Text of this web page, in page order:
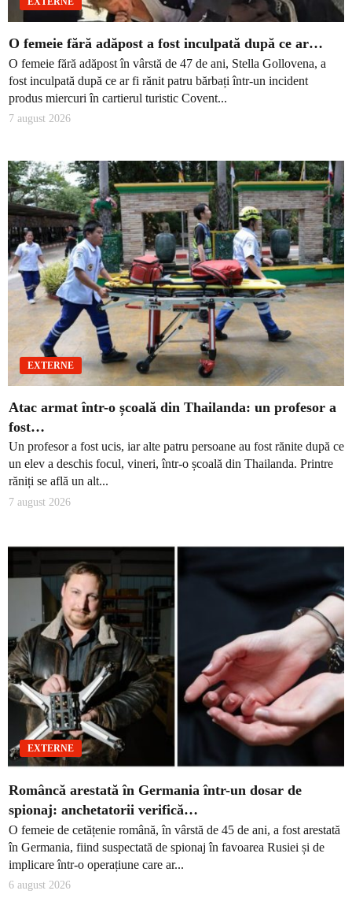
O femeie fără adăpost a fost inculpată după ce ar…
O femeie fără adăpost în vârstă de 47 de ani, Stella Gollovena, a
fost inculpată după ce ar fi rănit patru bărbați într-un incident
produs miercuri în cartierul turistic Covent...
7 august 2026
EXTERNE
Atac armat într-o școală din Thailanda: un profesor a
fost…
Un profesor a fost ucis, iar alte patru persoane au fost rănite după ce
un elev a deschis focul, vineri, într-o școală din Thailanda. Printre
răniți se află un alt...
7 august 2026
EXTERNE
Româncă arestată în Germania într-un dosar de
spionaj: anchetatorii verifică…
O femeie de cetățenie română, în vârstă de 45 de ani, a fost arestată
în Germania, fiind suspectată de spionaj în favoarea Rusiei și de
implicare într-o operațiune care ar...
6 august 2026